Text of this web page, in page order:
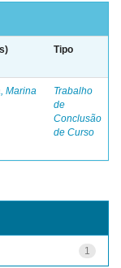
Tipo
Marina
Trabalho
de
Conclusão
de Curso
1